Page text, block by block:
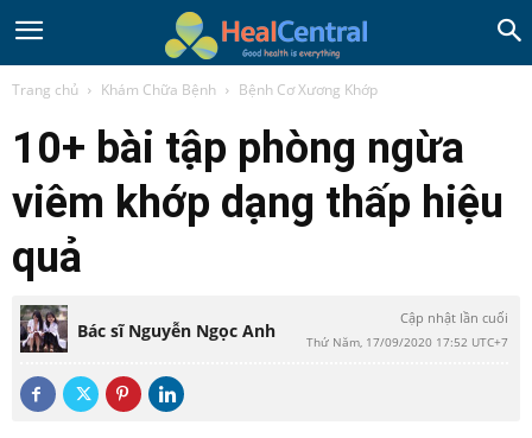
Trang chủ Khám Chữa Bệnh Bệnh Cơ Xương Khớp
10+ bài tập phòng ngừa
viêm khớp dạng thấp hiệu
quả
Bác sĩ Nguyễn Ngọc Anh
Cập nhật lần cuối
Thứ Năm, 17/09/2020 17:52 UTC+7